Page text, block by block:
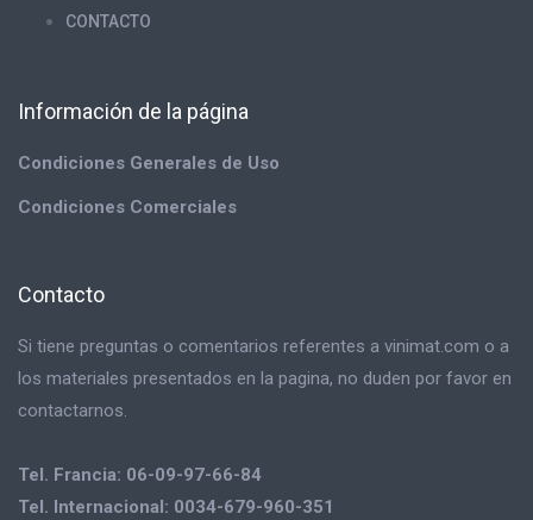
CONTACTO
Información de la página
Condiciones Generales de Uso
Condiciones Comerciales
Contacto
Si tiene preguntas o comentarios referentes a vinimat.com o a
los materiales presentados en la pagina, no duden por favor en
contactarnos.
Tel. Francia: 06-09-97-66-84
Tel. Internacional: 0034-679-960-351